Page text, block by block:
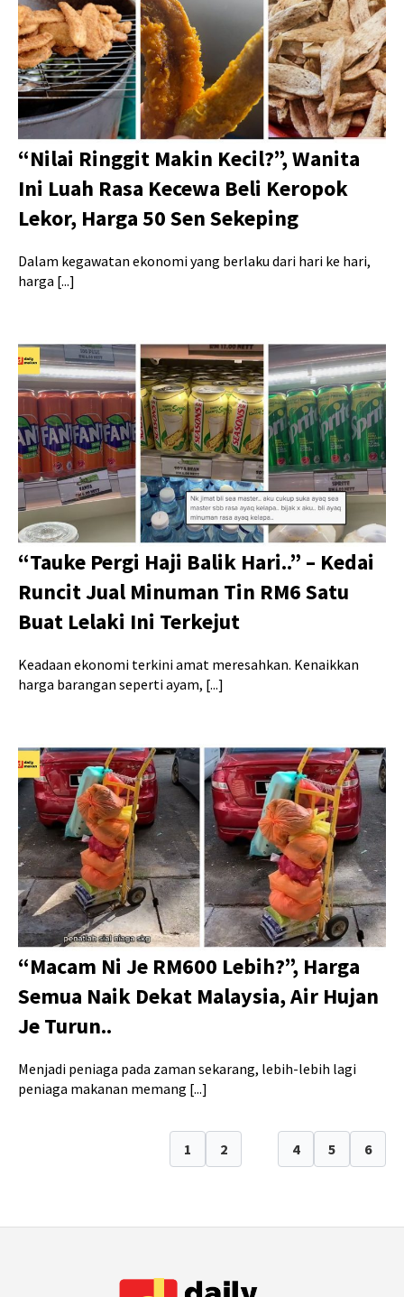
“Nilai Ringgit Makin Kecil?”, Wanita
Ini Luah Rasa Kecewa Beli Keropok
Lekor, Harga 50 Sen Sekeping
Dalam kegawatan ekonomi yang berlaku dari hari ke hari,
harga [...]
“Tauke Pergi Haji Balik Hari..” – Kedai
Runcit Jual Minuman Tin RM6 Satu
Buat Lelaki Ini Terkejut
Keadaan ekonomi terkini amat meresahkan. Kenaikkan
harga barangan seperti ayam, [...]
“Macam Ni Je RM600 Lebih?”, Harga
Semua Naik Dekat Malaysia, Air Hujan
Je Turun..
Menjadi peniaga pada zaman sekarang, lebih-lebih lagi
peniaga makanan memang [...]
1 2 4 5 6